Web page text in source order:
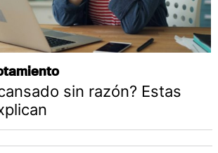
sin razón? Estas